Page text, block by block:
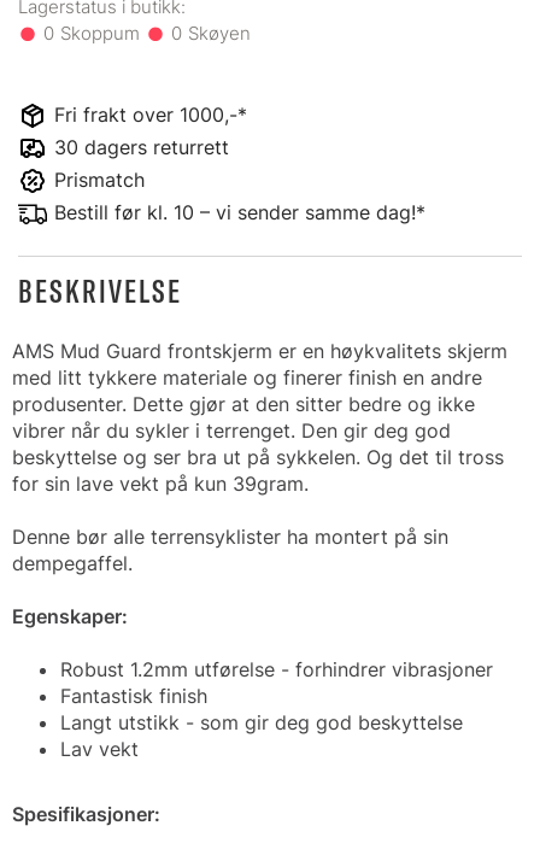
0 0
Fri frakt over 1000,-*
30 dagers returrett
Prismatch
Bestill før kl. 10 – vi sender samme dag!*
BESKRIVELSE
AMS Mud Guard frontskjerm er en høykvalitets skjerm
med litt tykkere materiale og finerer finish en andre
produsenter. Dette gjør at den sitter bedre og ikke
vibrer når du sykler i terrenget. Den gir deg god
beskyttelse og ser bra ut på sykkelen. Og det til tross
for sin lave vekt på kun 39gram.
Denne bør alle terrensyklister ha montert på sin
dempegaffel.
Egenskaper:
Robust 1.2mm utførelse - forhindrer vibrasjoner
Fantastisk finish
Langt utstikk - som gir deg god beskyttelse
Lav vekt
Spesifikasjoner: